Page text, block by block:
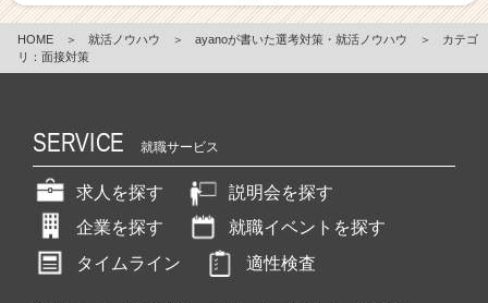
HOME ＞ 就活ノウハウ ＞ ayanoが書いた選考対策・就活ノウハウ ＞
カテゴ
リ：面接対策
SERVICE 就職サービス
求人を探す
説明会を探す
企業を探す
就職イベントを探す
タイムライン
適性検査